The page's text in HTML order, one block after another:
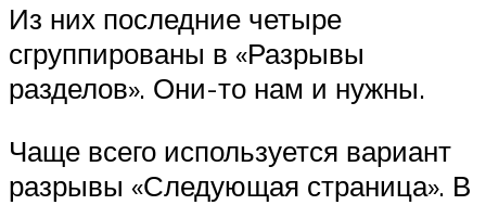
Из них последние четыре
сгруппированы в «Разрывы
разделов». Они-то нам и нужны.
Чаще всего используется вариант
разрывы «Следующая страница». В